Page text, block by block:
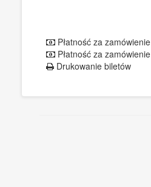
Płatność za zamówienie
Płatność za zamówienie
Drukowanie biletów